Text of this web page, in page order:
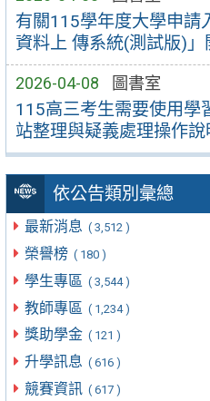
有關115學年度大學申請
資料上 傳系統(測試版)
2026-04-08 圖書室
115高三考生需要使用學
站整理與疑義處理操作
依公告類別彙總
最新消息 ( 3,512 )
榮譽榜 ( 180 )
學生專區 ( 3,544 )
教師專區 ( 1,234 )
獎助學金 ( 121 )
升學訊息 ( 616 )
競賽資訊 ( 617 )